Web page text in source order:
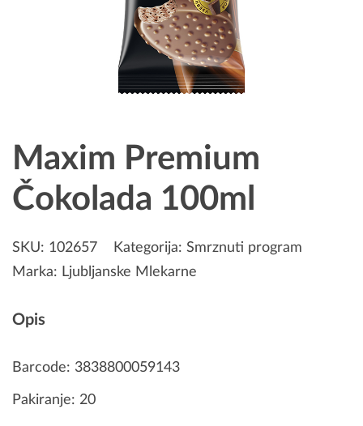
Maxim Premium
Čokolada 100ml
SKU: 102657 Kategorija: Smrznuti program
Marka: Ljubljanske Mlekarne
Opis
Barcode: 3838800059143
Pakiranje: 20